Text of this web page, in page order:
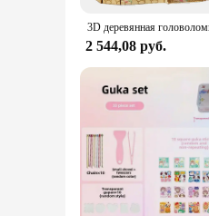
2 544,08 руб.